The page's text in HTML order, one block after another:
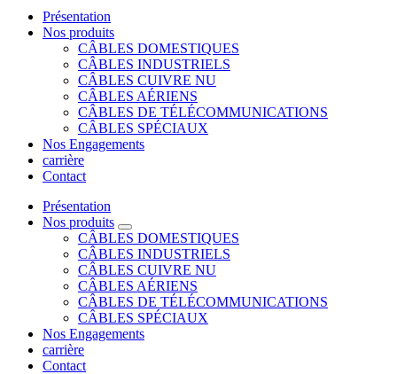
Présentation
Nos produits
CÂBLES DOMESTIQUES
CÂBLES INDUSTRIELS
CÂBLES CUIVRE NU
CÂBLES AÉRIENS
CÂBLES DE TÉLÉCOMMUNICATIONS
CÂBLES SPÉCIAUX
Nos Engagements
carrière
Contact
Présentation
Nos produits
CÂBLES DOMESTIQUES
CÂBLES INDUSTRIELS
CÂBLES CUIVRE NU
CÂBLES AÉRIENS
CÂBLES DE TÉLÉCOMMUNICATIONS
CÂBLES SPÉCIAUX
Nos Engagements
carrière
Contact